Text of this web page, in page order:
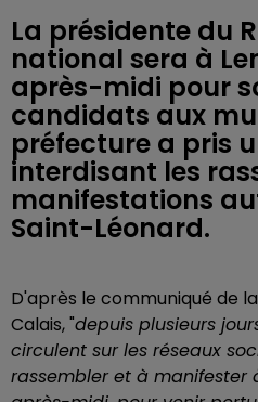
La présidente du
national sera à
après-midi pour
candidats aux
préfecture a pris
interdisant les
manifestations
Saint-Léonard.
D'après le communiqué de
Calais, "depuis plusieurs
circulent sur les réseaux
rassembler et à manifester